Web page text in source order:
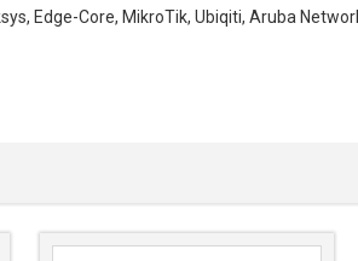
Edge-Core, MikroTik, Ubiqiti, Aruba